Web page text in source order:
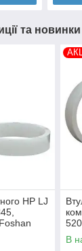
та новинки
HP LJ
В